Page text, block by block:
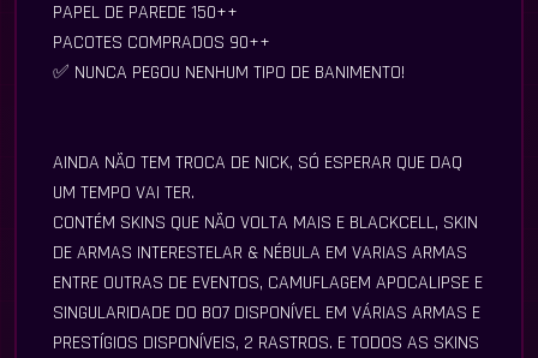
PAPEL DE PAREDE 150++
PACOTES COMPRADOS 90++
✅ NUNCA PEGOU NENHUM TIPO DE BANIMENTO!
AINDA NÃO TEM TROCA DE NICK, SÓ ESPERAR QUE DAQ
UM TEMPO VAI TER.
CONTÉM SKINS QUE NÃO VOLTA MAIS E BLACKCELL, SKIN
DE ARMAS INTERESTELAR & NÉBULA EM VARIAS ARMAS
ENTRE OUTRAS DE EVENTOS, CAMUFLAGEM APOCALIPSE E
SINGULARIDADE DO BO7 DISPONÍVEL EM VÁRIAS ARMAS E
PRESTÍGIOS DISPONÍVEIS, 2 RASTROS. E TODOS AS SKINS